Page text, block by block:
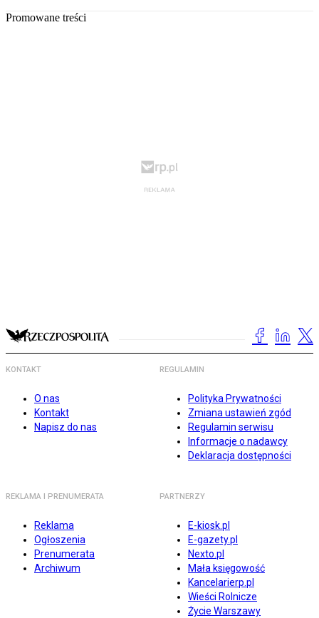
Promowane treści
KONTAKT
O nas
Kontakt
Napisz do nas
REGULAMIN
Polityka Prywatności
Zmiana ustawień zgód
Regulamin serwisu
Informacje o nadawcy
Deklaracja dostępności
REKLAMA I PRENUMERATA
Reklama
Ogłoszenia
Prenumerata
Archiwum
PARTNERZY
E-kiosk.pl
E-gazety.pl
Nexto.pl
Mała księgowość
Kancelarierp.pl
Wieści Rolnicze
Życie Warszawy